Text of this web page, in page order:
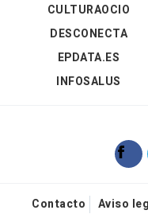
CULTURAOCIO
DESCONECTA
EPDATA.ES
INFOSALUS
Contacto Aviso